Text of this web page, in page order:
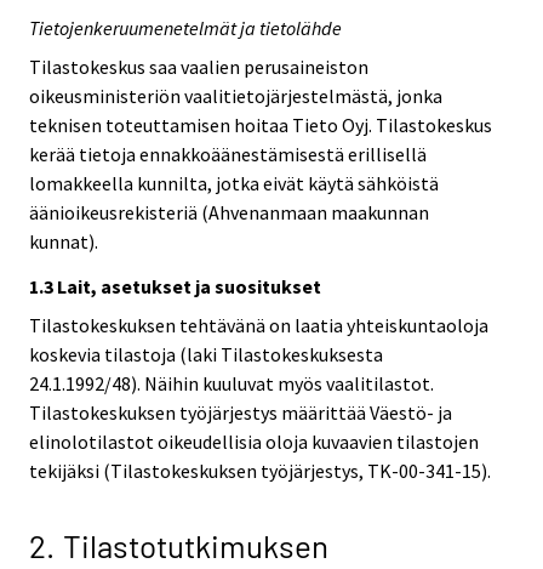
Tietojenkeruumenetelmät ja tietolähde
Tilastokeskus saa vaalien perusaineiston
oikeusministeriön vaalitietojärjestelmästä, jonka
teknisen toteuttamisen hoitaa Tieto Oyj. Tilastokeskus
kerää tietoja ennakkoäänestämisestä erillisellä
lomakkeella kunnilta, jotka eivät käytä sähköistä
äänioikeusrekisteriä (Ahvenanmaan maakunnan
kunnat).
1.3 Lait, asetukset ja suositukset
Tilastokeskuksen tehtävänä on laatia yhteiskuntaoloja
koskevia tilastoja (laki Tilastokeskuksesta
24.1.1992/48). Näihin kuuluvat myös vaalitilastot.
Tilastokeskuksen työjärjestys määrittää Väestö- ja
elinolotilastot oikeudellisia oloja kuvaavien tilastojen
tekijäksi (Tilastokeskuksen työjärjestys, TK-00-341-15).
2. Tilastotutkimuksen